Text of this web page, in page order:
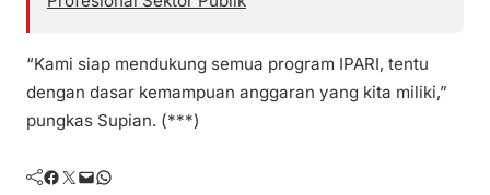
“Kami siap mendukung semua program IPARI, tentu
dengan dasar kemampuan anggaran yang kita miliki,”
pungkas Supian. (***)
Facebook Twitter Mail WhatsApp